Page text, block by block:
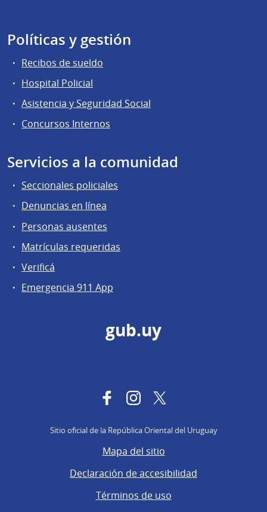
Políticas y gestión
Recibos de sueldo
Hospital Policial
Asistencia y Seguridad Social
Concursos Internos
Servicios a la comunidad
Seccionales policiales
Denuncias en línea
Personas ausentes
Matrículas requeridas
Verificá
Emergencia 911 App
gub.uy
FacebookInstagram
Sitio oficial de la República Oriental del Uruguay
Mapa del sitio
Declaración de accesibilidad
Términos de uso